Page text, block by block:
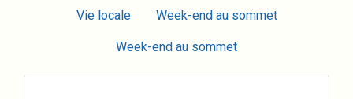
Vie locale Week-end au sommet
Week-end au sommet